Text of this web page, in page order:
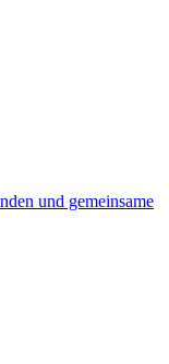
und gemeinsame